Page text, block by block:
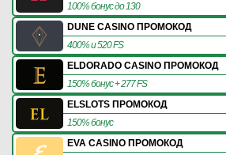
100% бонус до 130
DUNE CASINO ПРОМОКОД
400% и 520 FS
ELDORADO CASINO ПРОМОКОД
150% бонус + 277 FS
ELSLOTS ПРОМОКОД
150% бонус
EVA CASINO ПРОМОКОД